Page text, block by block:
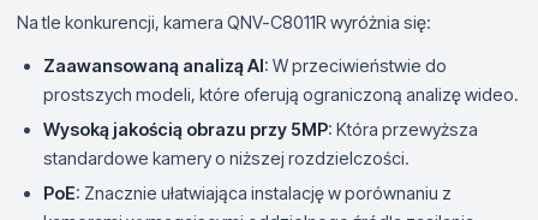
Na tle konkurencji, kamera QNV-C8011R wyróżnia się:
Zaawansowaną analizą AI: W przeciwieństwie do
prostszych modeli, które oferują ograniczoną analizę wideo.
Wysoką jakością obrazu przy 5MP: Która przewyższa
standardowe kamery o niższej rozdzielczości.
PoE: Znacznie ułatwiająca instalację w porównaniu z